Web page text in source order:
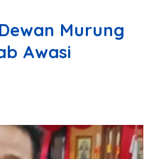
Murung
Awasi